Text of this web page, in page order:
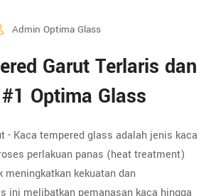
Admin Optima Glass
Garut Terlaris dan
Optima Glass
- Kaca tempered glass adalah jenis kaca
perlakuan panas (heat treatment)
kekuatan dan
ini melibatkan pemanasan kaca hingga